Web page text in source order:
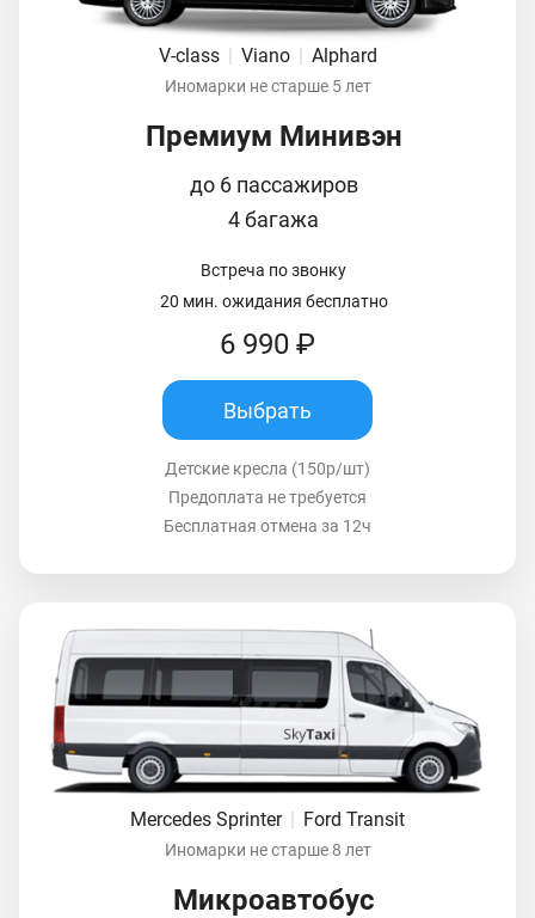
V-class Viano Alphard
Иномарки не старше 5 лет
Премиум Минивэн
до 6 пассажиров
4 багажа
Встреча по звонку
20 мин. ожидания бесплатно
6 990 ₽
Выбрать
Детские кресла (150р/шт)
Предоплата не требуется
Бесплатная отмена за 12ч
Mercedes Sprinter | Ford Transit
Иномарки не старше 8 лет
Микроавтобус